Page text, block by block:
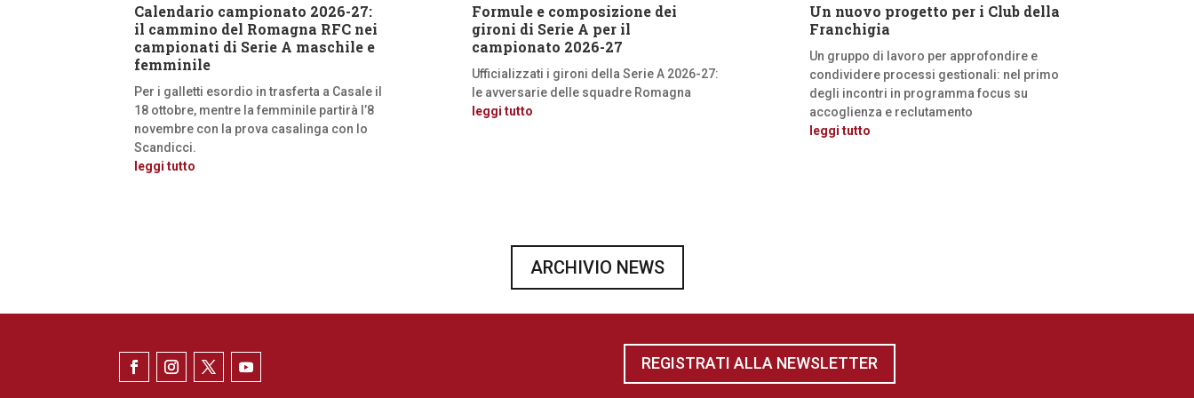
Calendario campionato 2026-27:
il cammino del Romagna RFC nei
campionati di Serie A maschile e
femminile
Per i galletti esordio in trasferta a Casale il
18 ottobre, mentre la femminile partirà l’8
novembre con la prova casalinga con lo
Scandicci.
leggi tutto
Formule e composizione dei
gironi di Serie A per il
campionato 2026-27
Ufficializzati i gironi della Serie A 2026-27:
le avversarie delle squadre Romagna
leggi tutto
Un nuovo progetto per i Club della
Franchigia
Un gruppo di lavoro per approfondire e
condividere processi gestionali: nel primo
degli incontri in programma focus su
accoglienza e reclutamento
leggi tutto
ARCHIVIO NEWS
REGISTRATI ALLA NEWSLETTER